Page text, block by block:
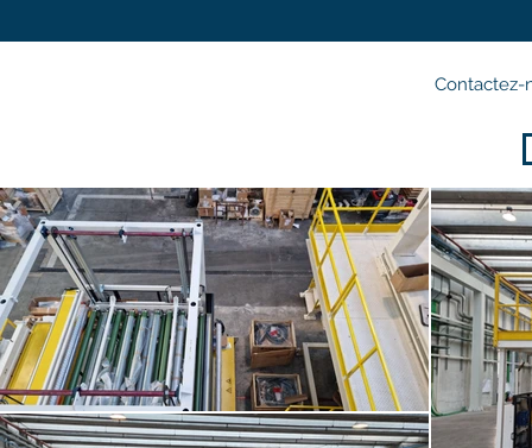
Contactez-